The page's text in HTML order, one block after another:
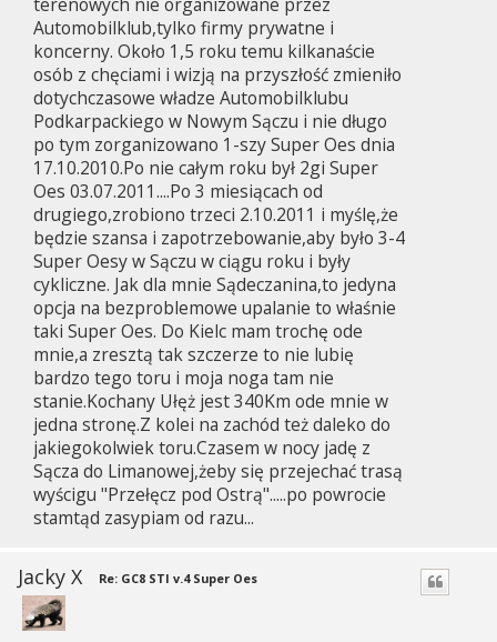
Automobilklub,tylko firmy prywatne i
koncerny. Około 1,5 roku temu kilkanaście
osób z chęciami i wizją na przyszłość zmieniło
dotychczasowe władze Automobilklubu
Podkarpackiego w Nowym Sączu i nie długo
po tym zorganizowano 1-szy Super Oes dnia
17.10.2010.Po nie całym roku był 2gi Super
Oes 03.07.2011....Po 3 miesiącach od
drugiego,zrobiono trzeci 2.10.2011 i myślę,że
będzie szansa i zapotrzebowanie,aby było 3-4
Super Oesy w Sączu w ciągu roku i były
cykliczne. Jak dla mnie Sądeczanina,to jedyna
opcja na bezproblemowe upalanie to właśnie
taki Super Oes. Do Kielc mam trochę ode
mnie,a zresztą tak szczerze to nie lubię
bardzo tego toru i moja noga tam nie
stanie.Kochany Ułęż jest 340Km ode mnie w
jedna stronę.Z kolei na zachód też daleko do
jakiegokolwiek toru.Czasem w nocy jadę z
Sącza do Limanowej,żeby się przejechać trasą
wyścigu "Przełęcz pod Ostrą".....po powrocie
stamtąd zasypiam od razu...
Jacky X Re: GC8 STI v.4 Super Oes